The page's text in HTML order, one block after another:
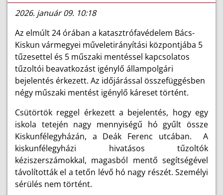
2026. január 09. 10:18
Az elmúlt 24 órában a katasztrófavédelem Bács-
Kiskun vármegyei műveletirányítási központjába 5
tűzesettel és 5 műszaki mentéssel kapcsolatos
tűzoltói beavatkozást igénylő állampolgári
bejelentés érkezett. Az időjárással összefüggésben
négy műszaki mentést igénylő káreset történt.
Csütörtök reggel érkezett a bejelentés, hogy egy
iskola tetején nagy mennyiségű hó gyűlt össze
Kiskunfélegyházán, a Deák Ferenc utcában. A
kiskunfélegyházi hivatásos tűzoltók
kéziszerszámokkal, magasból mentő segítségével
távolították el a tetőn lévő hó nagy részét. Személyi
sérülés nem történt.